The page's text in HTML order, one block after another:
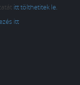
itt tölthetitek le.
itt